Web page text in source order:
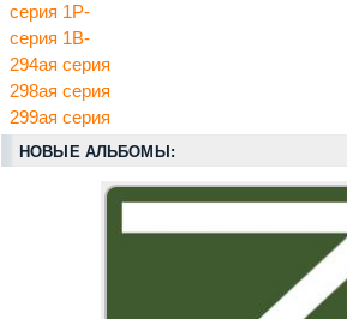
серия 1Р-
серия 1В-
294ая серия
298ая серия
299ая серия
НОВЫЕ АЛЬБОМЫ: